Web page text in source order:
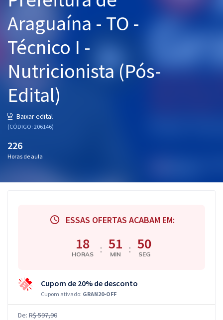
Graduação
OAB
Mentorias
Questões grátis
Conteúdo gratuito
Blog
Araguaína - TO -
Técnico I -
Nutricionista (Pós-
Edital)
Baixar edital
(CÓDIGO: 206146)
226
Horas de aula
ESSAS OFERTAS ACABAM EM:
18
HORAS : 51
MIN : 49
SEG
Cupom de 20% de desconto
Cupom ativado: GRAN20-OFF
De: R$ 597,90